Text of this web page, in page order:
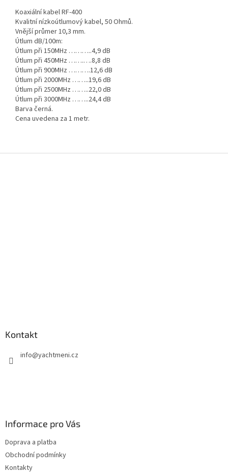
Koaxiální kabel RF-400
Kvalitní nízkoútlumový kabel, 50 Ohmů.
Vnější průmer 10,3 mm.
Útlum dB/100m:
Útlum při 150MHz ………..4,9 dB
Útlum při 450MHz …….….8,8 dB
Útlum při 900MHz ……….12,6 dB
Útlum při 2000MHz ……..19,6 dB
Útlum při 2500MHz ……..22,0 dB
Útlum při 3000MHz ……..24,4 dB
Barva černá.
Cena uvedena za 1 metr.
Kontakt
info@yachtmeni.cz
Informace pro Vás
Doprava a platba
Obchodní podmínky
Kontakty